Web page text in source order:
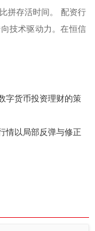
拼存活时间。 配资行
技术驱动力。在恒信
字货币投资理财的策
情以局部反弹与修正